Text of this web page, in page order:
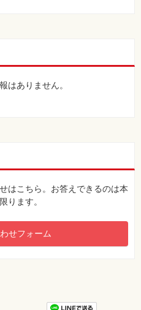
はありません。
はこちら。お答えできるのは本
ります。
せフォーム